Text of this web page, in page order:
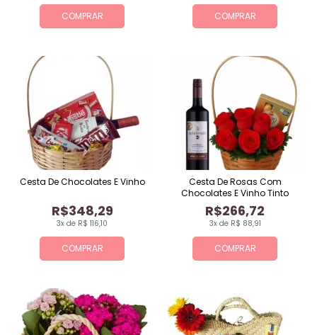
COMPRAR COMPRAR
COMPRAR
3x de R$ 116,10
R$348,29
Cesta De Chocolates E Vinho
COMPRAR
3x de R$ 88,91
R$266,72
Cesta De Rosas Com
Chocolates E Vinho Tinto